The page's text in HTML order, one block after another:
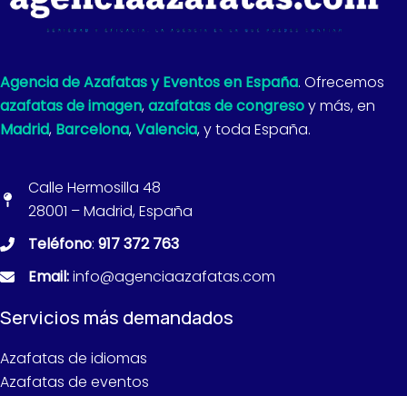
Agencia de Azafatas y Eventos en España. Ofrecemos
azafatas de imagen,azafatas de congresoy más, en
Madrid, Barcelona,Valencia, y toda España.
Calle Hermosilla 48
28001 – Madrid, España
Teléfono: 917 372 763
Email:info@agenciaazafatas.com
Servicios más demandados
Azafatas de idiomas
Azafatas de eventos